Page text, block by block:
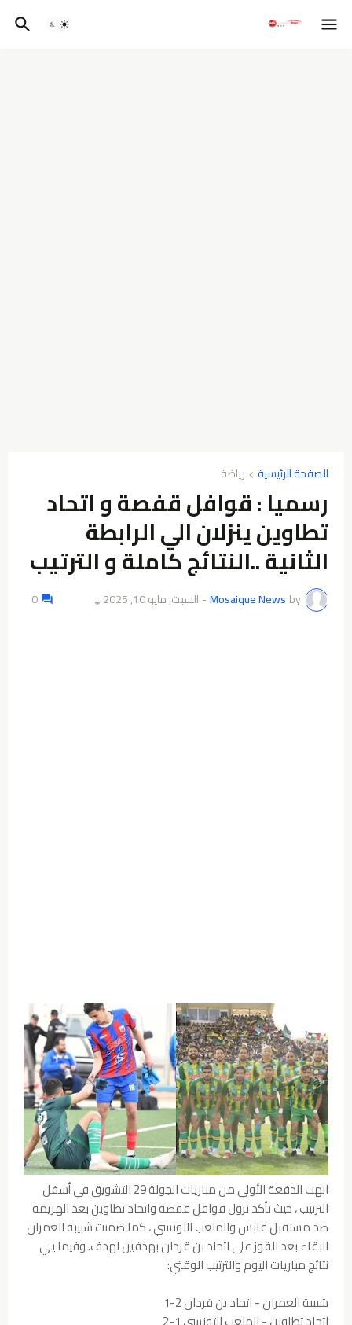
الصفحة الرئيسية رياضة
رسميا : قوافل قفصة و اتحاد
تطاوين ينزلان الي الرابطة
الثانية ..النتائج كاملة و الترتيب
by
Mosaique News
- السبت, مايو 10, 2025 👁️
0
انهت الدفعة الأولى من مباريات الجولة 29 التشويق في أسفل
الترتيب ، حيث تأكد نزول قوافل قفصة واتحاد تطاوين بعد الهزيمة
ضد مستقبل قابس والملعب التونسي ، كما ضمنت شبيبة العمران
البقاء بعد الفوز على اتحاد بن قردان بهدفين لهدف. وفيما يلي
نتائج مباريات اليوم والترتيب الوقتي:
شبيبة العمران - اتحاد بن قردان 2-1